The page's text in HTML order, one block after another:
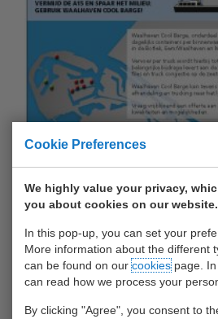
Cookie Preferences
We highly value your privacy,
you about cookies on our website.
In this pop-up, you can set your
More information about the different
can be found on ourcookiespage. In
can read how we process your
By clicking "Agree", you consent to
VERMIJD DE A15 EN SPAAR HET
WAALHAVEN COOL BARGE!
Waalhaven Cool Barge, onderdeel
vervoert dagelijks containers per
Maasvlakte en haar terminals in de